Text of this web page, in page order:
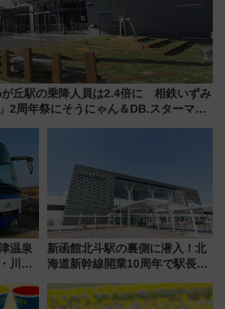
丘駅の乗降人員は2.4倍に 相鉄いずみ
2周年祭にそうにゃん＆DB.スターマン
温泉
川越
解説
新函館北斗駅の裏側に潜入！北
海道新幹線開業10周年で駅長
ト 参加方法や体験内容を紹介